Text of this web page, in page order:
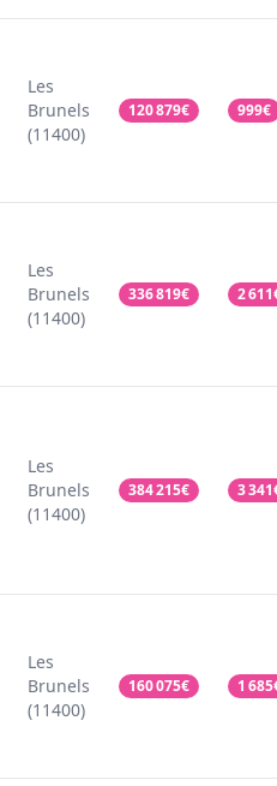
Les
Brunels
(11400)
120 879€ 999€
Les
Brunels
(11400)
336 819€ 2 611
Les
Brunels
(11400)
384 215€ 3 341
Les
Brunels
(11400)
160 075€ 1 685